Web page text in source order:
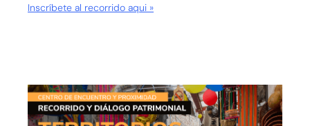
Inscríbete al recorrido aqui »